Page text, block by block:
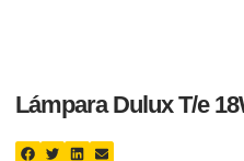
Lámpara Dulux T/e